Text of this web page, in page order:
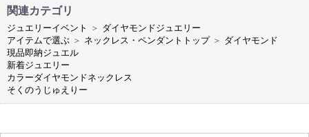
関連カテゴリ
ジュエリーイベント ＞ ダイヤモンドジュエリー
アイテムで選ぶ ＞ ネックレス・ペンダントトップ ＞ ダイヤモンド
現品即納ジュエル
新着ジュエリー
カラーダイヤモンドネックレス
そくのうじゅえりー